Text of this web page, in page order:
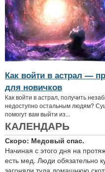
Как войти в астрал —
для новичков
Как войти в астрал, получить
недоступно остальным людям?
помогут вам выйти из...
КАЛЕНДАРЬ
Скоро: Медовый спас.
Начиная с этого дня на
есть мед. Люди обязательно
загоняли туда домашнюю